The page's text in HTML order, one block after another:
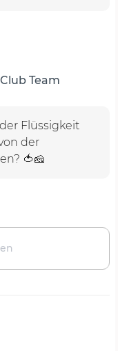
Team
Flüssigkeit
der
🍅🧀